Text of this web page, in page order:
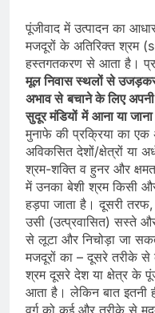
पूंजीवाद में उत्पादन का आधार
मजदूरों के अतिरिक्त श्रम
हस्‍तगतकरण से आता है।
मूलनिवासस्‍थलोंसे
अभावसे बचानेकेलिए
सुदूरमंडि‍यों में आनायाजाना
मुनाफे की प्रक्रिया का एक
अविकसित देशों/क्षेत्रों या
श्रम-शक्ति व हुनर और
में उनका बेशी श्रम किसी और
हड़पा जाता है। दूसरी
उसी (उत्‍प्रवासित) सस्ते
से लूटा और निचोड़ा जा
मजदूरों का – दूसरे तरीके से
श्रम दूसरे देश या क्षेत्र के
आता है। लेकिन बात इतनी
वर्ग को कई और तरीके से